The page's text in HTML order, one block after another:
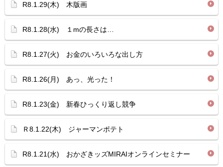
R8.1.29(木) 木版画
R8.1.28(水) １mの長さは…
R8.1.27(火) お金のいろいろな出し方
R8.1.26(月) あっ、光った！
R8.1.23(金) 新春ひっくり返し競争
Ｒ8.1.22(木) ジャーマンポテト
R8.1.21(水) おかざきッズMIRAIオンラインセミナー